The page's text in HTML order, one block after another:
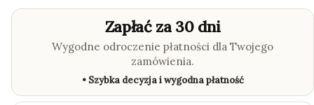
Zapłać za 30 dni
Wygodne odroczenie płatności dla Twojego
zamówienia.
• Szybka decyzja i wygodna płatność